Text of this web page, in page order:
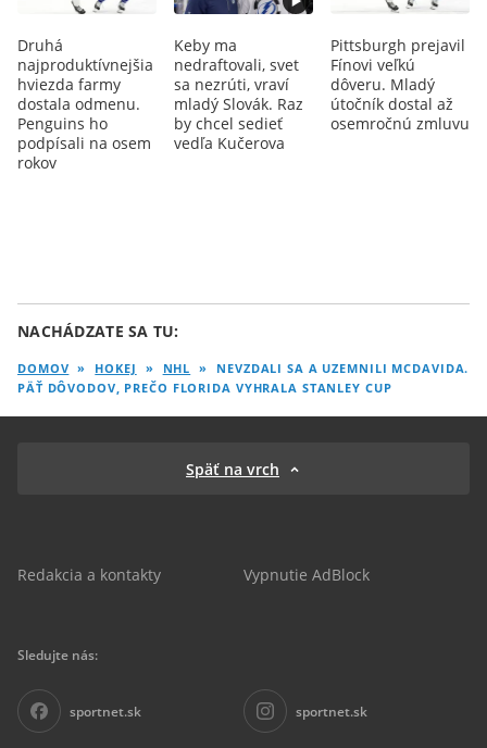
Druhá
najproduktívnejšia
hviezda farmy
dostala odmenu.
Penguins ho
podpísali na osem
rokov
Keby ma
nedraftovali, svet
sa nezrúti, vraví
mladý Slovák. Raz
by chcel sedieť
vedľa Kučerova
Pittsburgh prejavil
Fínovi veľkú
dôveru. Mladý
útočník dostal až
osemročnú zmluvu
NACHÁDZATE SA TU:
DOMOV » HOKEJ » NHL »
NEVZDALI SA A UZEMNILI MCDAVIDA.
PÄŤ DÔVODOV, PREČO FLORIDA VYHRALA STANLEY CUP
Späť na vrch
Redakcia a kontakty Vypnutie AdBlock
Sledujte nás:
sportnet.sk sportnet.sk